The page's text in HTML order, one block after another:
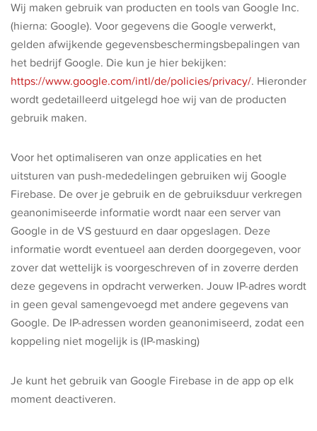
Wij maken gebruik van producten en tools van Google Inc.
(hierna: Google). Voor gegevens die Google verwerkt,
gelden afwijkende gegevensbeschermingsbepalingen van
het bedrijf Google. Die kun je hier bekijken:
https://www.google.com/intl/de/policies/privacy/. Hieronder
wordt gedetailleerd uitgelegd hoe wij van de producten
gebruik maken.
Voor het optimaliseren van onze applicaties en het
uitsturen van push-mededelingen gebruiken wij Google
Firebase. De over je gebruik en de gebruiksduur verkregen
geanonimiseerde informatie wordt naar een server van
Google in de VS gestuurd en daar opgeslagen. Deze
informatie wordt eventueel aan derden doorgegeven, voor
zover dat wettelijk is voorgeschreven of in zoverre derden
deze gegevens in opdracht verwerken. Jouw IP-adres wordt
in geen geval samengevoegd met andere gegevens van
Google. De IP-adressen worden geanonimiseerd, zodat een
koppeling niet mogelijk is (IP-masking)
Je kunt het gebruik van Google Firebase in de app op elk
moment deactiveren.